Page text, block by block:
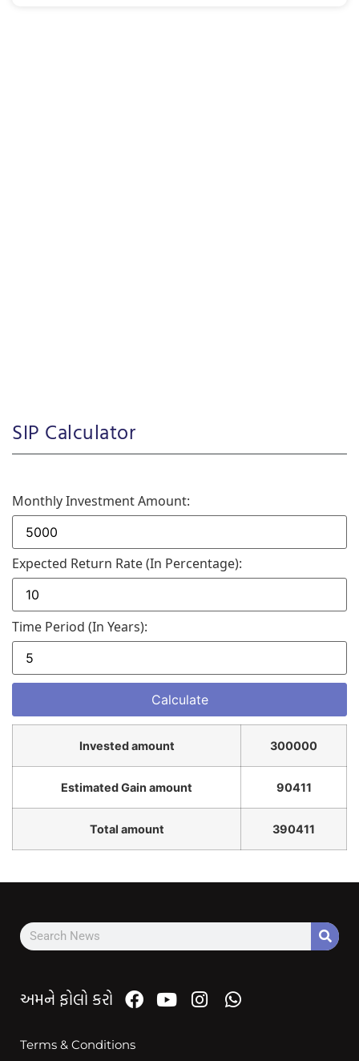
SIP Calculator
Monthly Investment Amount:
Expected Return Rate (in Percentage):
Time Period (in Years):
Invested amount 300000
Estimated Gain amount 90411
Total amount 390411
અમને ફોલો કરો
Terms & Conditions